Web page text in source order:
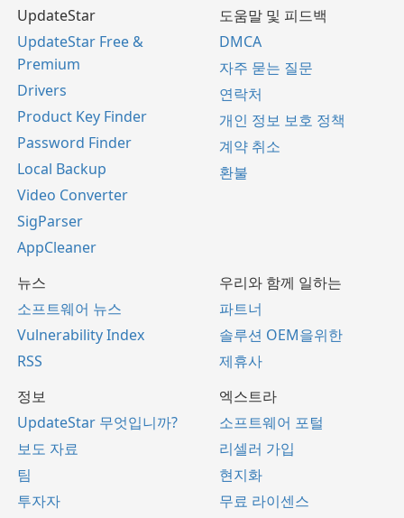
UpdateStar
UpdateStar Free &
Premium
Drivers
Product Key Finder
Password Finder
Local Backup
Video Converter
SigParser
AppCleaner
도움말 및 피드백
DMCA
자주 묻는 질문
연락처
개인 정보 보호 정책
계약 취소
환불
뉴스
소프트웨어 뉴스
Vulnerability Index
RSS
우리와 함께 일하는
파트너
솔루션 OEM을위한
제휴사
정보
UpdateStar 무엇입니까?
보도 자료
팀
투자자
엑스트라
소프트웨어 포털
리셀러 가입
현지화
무료 라이센스